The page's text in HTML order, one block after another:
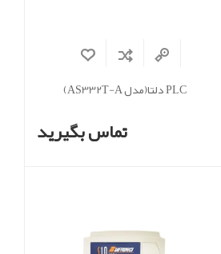
PLC دلتا(مدل AS332T-A)
تماس بگیرید